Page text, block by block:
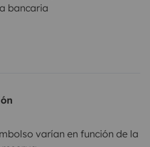
bancaria
varían en función de la